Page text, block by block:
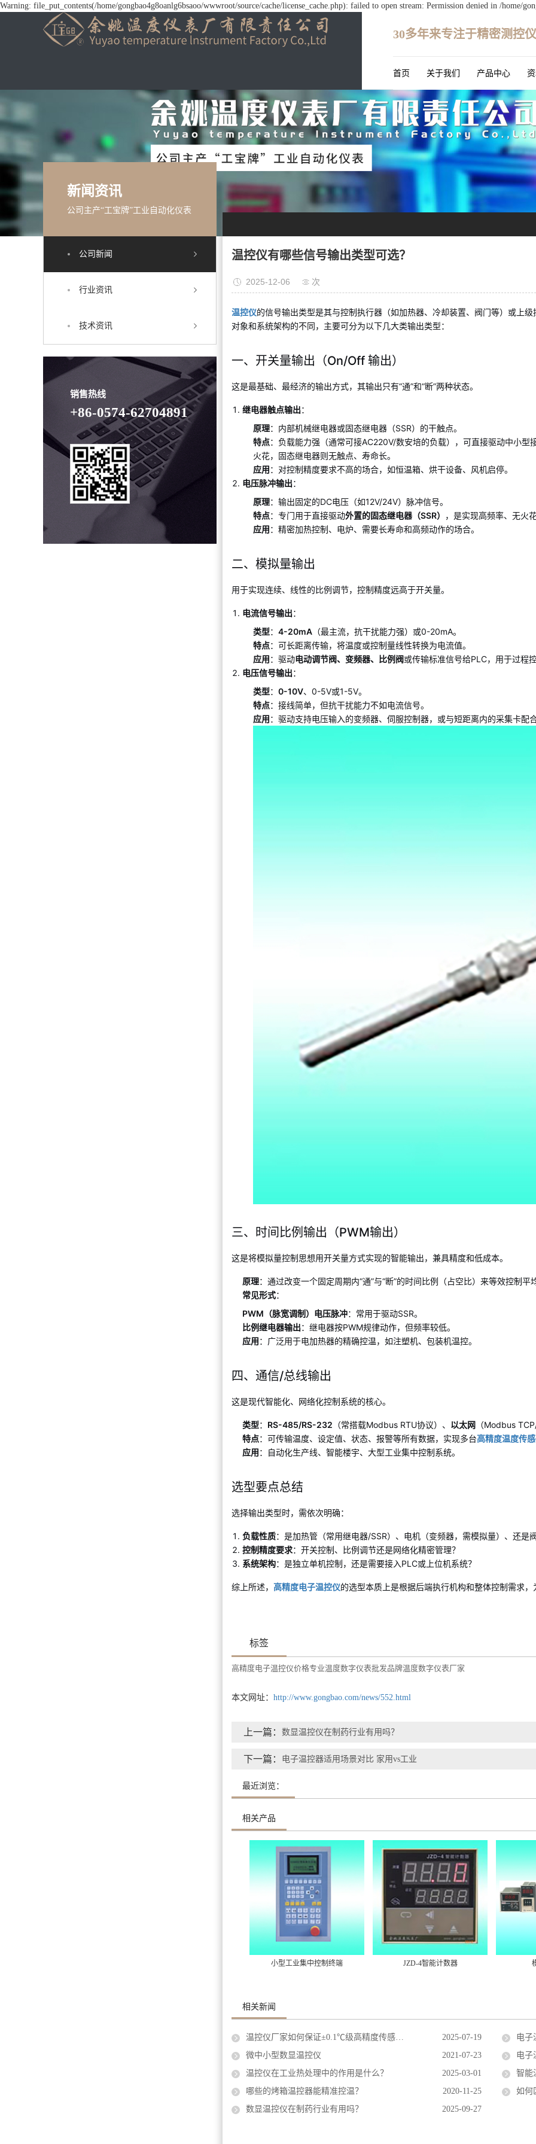
Warning: file_put_contents(/home/gongbao4g8oanlg6bsaoo/wwwroot/source/cache/license_cache.php): failed to open stream: Permission denied in /home/
30多年来专注于精密测控
首页 关于我们 产品中心
新闻资讯
公司主产“工宝牌”工业自动化仪表
公司新闻
行业资讯
技术资讯
销售热线
+86-0574-62704891
温控仪有哪些信号输出类型可选？
2025-12-06 次
温控仪的信号输出类型是其与控制执行器（如加热器、冷却装置、阀门等）或上
对象和系统架构的不同，主要可分为以下几大类输出类型：
一、开关量输出（On/Off 输出）
这是最基础、最经济的输出方式，其输出只有“通”和“断”两种状态。
继电器触点输出：
原理：内部机械继电器或固态继电器（SSR）的干触点。
特点：负载能力强（通常可接AC220V/数安培的负载），可直接驱动中小
火花，固态继电器则无触点、寿命长。
应用：对控制精度要求不高的场合，如恒温箱、烘干设备、风机启停。
电压脉冲输出：
原理：输出固定的DC电压（如12V/24V）脉冲信号。
特点：专门用于直接驱动外置的固态继电器（SSR）
，是实现高频率、无火
应用：精密加热控制、电炉、需要长寿命和高频动作的场合。
二、模拟量输出
用于实现连续、线性的比例调节，控制精度远高于开关量。
电流信号输出：
类型： 4-20mA （最主流，抗干扰能力强）或0-20mA。
特点：可长距离传输，将温度或控制量线性转换为电流值。
应用：驱动电动调节阀、变频器、比例阀或传输标准信号给PLC，用于过程
电压信号输出：
类型： 0-10V、0-5V或1-5V。
特点：接线简单，但抗干扰能力不如电流信号。
应用：驱动支持电压输入的变频器、伺服控制器，或与短距离内的采集卡配
三、时间比例输出（PWM输出）
这是将模拟量控制思想用开关量方式实现的智能输出，兼具精度和低成本。
原理：通过改变一个固定周期内“通”与“断”的时间比例（占空比）来等效控制平
常见形式：
PWM（脉宽调制）电压脉冲：常用于驱动SSR。
比例继电器输出：继电器按PWM规律动作，但频率较低。
应用：广泛用于电加热器的精确控温，如注塑机、包装机温控。
四、通信/总线输出
这是现代智能化、网络化控制系统的核心。
类型： RS-485/RS-232 （常搭载Modbus RTU协议）、 以太网 （Modbus
特点：可传输温度、设定值、状态、报警等所有数据，实现多台高精度温度传
应用：自动化生产线、智能楼宇、大型工业集中控制系统。
选型要点总结
选择输出类型时，需依次明确：
负载性质：是加热管（常用继电器/SSR）、电机（变频器，需模拟量）、还是
控制精度要求：开关控制、比例调节还是网络化精密管理？
系统架构：是独立单机控制，还是需要接入PLC或上位机系统？
综上所述， 高精度电子温控仪的选型本质上是根据后端执行机构和整体控制需求，
标签
高精度电子温控仪价格专业温度数字仪表批发品牌温度数字仪表厂家
本文网址： http://www.gongbao.com/news/552.html
上一篇： 数显温控仪在制药行业有用吗？
下一篇： 电子温控器适用场景对比 家用vs工业
最近浏览：
相关产品
小型工业集中控制终端 JZD-4智能计数器
相关新闻
温控仪厂家如何保证±0.1℃级高精度传感器的长期稳定性？ 2025-07-19
电子
微中小型数显温控仪
2021-07-23
电子
温控仪在工业热处理中的作用是什么？
2025-03-01
智能
哪些的烤箱温控器能精准控温？
2020-11-25
如何
数显温控仪在制药行业有用吗？
2025-09-27